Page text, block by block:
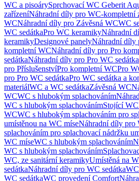
WC a pisoárySprchovací WC Geberit
zařízeníNáhradní díly pro WC-kompletní
WCNáhradní díly pro Závěsná WCWC
WC sedátkaPro WC keramikyNáhradní
keramikyDesignové panelyNáhradní díly
kompletní WCNáhradní díly pro Pro
sedátkaNáhradní díly pro Pro WC sedátka
pro PříslušenstvíPro kompletní WCPro
pro Pro WC sedátkaPro WC sedátka a
materiálWC a WC sedátkaZávěsná WC
WCWC s hlubokým splachováním
WC s hlubokým splachovánímStojící WC
WCWC s hlubokým splachováním pro
umístěnou na WC míseNáhradní díly pro
splachováním pro splachovací nádržku
WC míseWC s hlubokým splachováním
WC s hlubokým splachováním
WC, ze sanitární keramikyUmístěná na
sedátkaNáhradní díly pro WC sedátka
WC sedátkaWC provedení Comfort